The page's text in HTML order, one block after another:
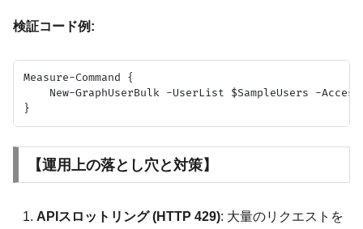
検証コード例:
Measure-Command {
New-GraphUserBulk -UserList $SampleUsers -
【運用上の落とし穴と対策】
APIスロットリング (HTTP 429): 大量のリクエストを